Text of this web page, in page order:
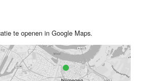
te openen in Google Maps.